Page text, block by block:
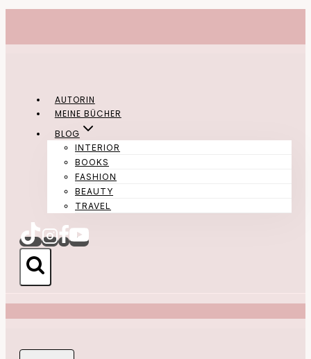
springen
AUTORIN
MEINE BÜCHER
BLOG
INTERIOR
BOOKS
FASHION
BEAUTY
TRAVEL